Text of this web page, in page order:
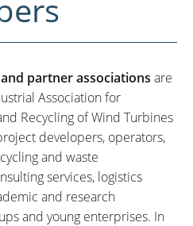
partner associations are
Association for
Recycling of Wind Turbines
developers, operators,
and waste
services, logistics
and research
and young enterprises. In